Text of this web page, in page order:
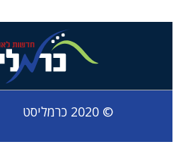
© 2020 כרמליסט